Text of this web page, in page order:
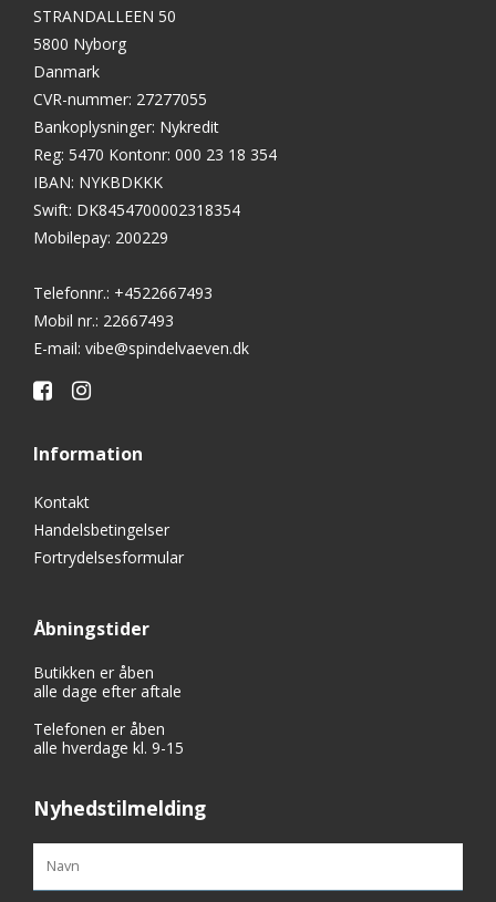
STRANDALLEEN 50
5800 Nyborg
Danmark
CVR-nummer: 27277055
Bankoplysninger: Nykredit
Reg: 5470 Kontonr: 000 23 18 354
IBAN: NYKBDKKK
Swift: DK8454700002318354
Mobilepay: 200229
Telefonnr.: +4522667493
Mobil nr.: 22667493
E-mail: vibe@spindelvaeven.dk
Information
Kontakt
Handelsbetingelser
Fortrydelsesformular
Åbningstider
Butikken er åben
alle dage efter aftale
Telefonen er åben
alle hverdage kl. 9-15
Nyhedstilmelding